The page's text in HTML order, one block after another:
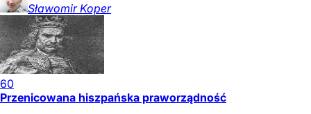
Sławomir Koper
60
Przenicowana hiszpańska praworządność